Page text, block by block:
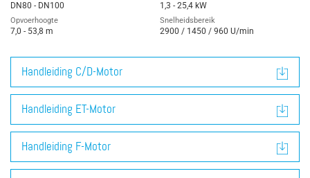
DN80 - DN100
Opvoerhoogte
7,0 - 53,8 m
1,3 - 25,4 kW
Snelheidsbereik
2900 / 1450 / 960 U/min
Handleiding C/D-Motor
Handleiding ET-Motor
Handleiding F-Motor